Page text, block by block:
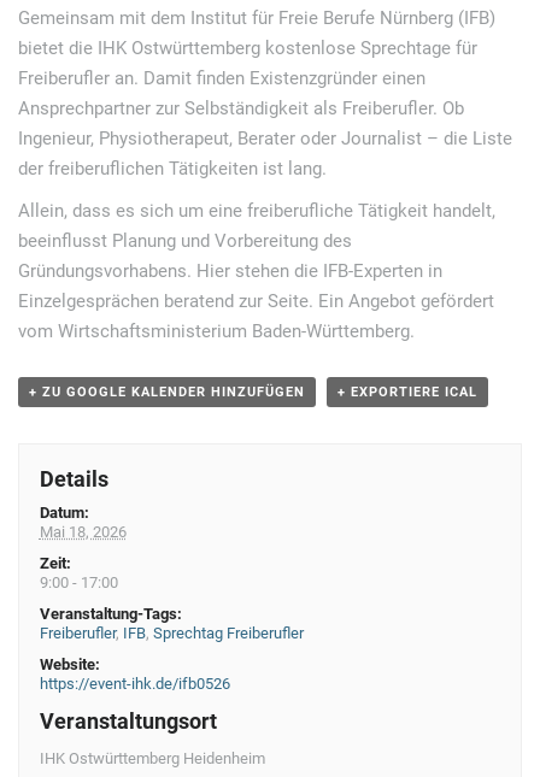
a
n
s
t
a
l
t
u
n
N
Gemeinsam mit dem Institut für Freie Berufe Nürnberg (IFB)
bietet die IHK Ostwürttemberg kostenlose Sprechtage für
Freiberufler an. Damit finden Existenzgründer einen
Ansprechpartner zur Selbständigkeit als Freiberufler. Ob
Ingenieur, Physiotherapeut, Berater oder Journalist – die Liste
der freiberuflichen Tätigkeiten ist lang.
Allein, dass es sich um eine freiberufliche Tätigkeit handelt,
beeinflusst Planung und Vorbereitung des
Gründungsvorhabens. Hier stehen die IFB-Experten in
Einzelgesprächen beratend zur Seite. Ein Angebot gefördert
vom Wirtschaftsministerium Baden-Württemberg.
+ ZU GOOGLE KALENDER HINZUFÜGEN + EXPORTIERE ICAL
Details
Datum:
Mai 18, 2026
Zeit:
9:00 - 17:00
Veranstaltung-Tags:
Freiberufler, IFB, Sprechtag Freiberufler
Website:
https://event-ihk.de/ifb0526
Veranstaltungsort
IHK Ostwürttemberg Heidenheim